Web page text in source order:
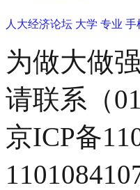
人大经济论坛 大学 专业 手
为做大做
请联系（
京ICP备